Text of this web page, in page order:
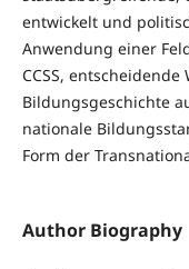
entwickelt und
Anwendung einer
CCSS,
Bildungsgeschichte
nationale
Form der
Author Biography